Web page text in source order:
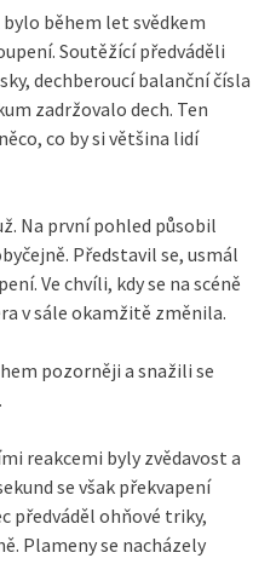
během let svědkem
Soutěžící předváděli
dechberoucí balanční čísla
zadržovalo dech. Ten
co by si většina lidí
Na první pohled působil
Představil se, usmál
Ve chvíli, kdy se na scéně
v sále okamžitě změnila.
pozorněji a snažili se
reakcemi byly zvědavost a
se však překvapení
předváděl ohňové triky,
Plameny se nacházely